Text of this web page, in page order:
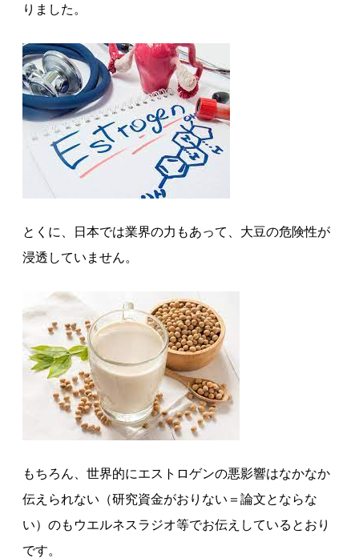
りました。
とくに、日本では業界の力もあって、大豆の危険性が
浸透していません。
もちろん、世界的にエストロゲンの悪影響はなかなか
伝えられない（研究資金がおりない＝論文とならな
い）のもウエルネスラジオ等でお伝えしているとおり
です。